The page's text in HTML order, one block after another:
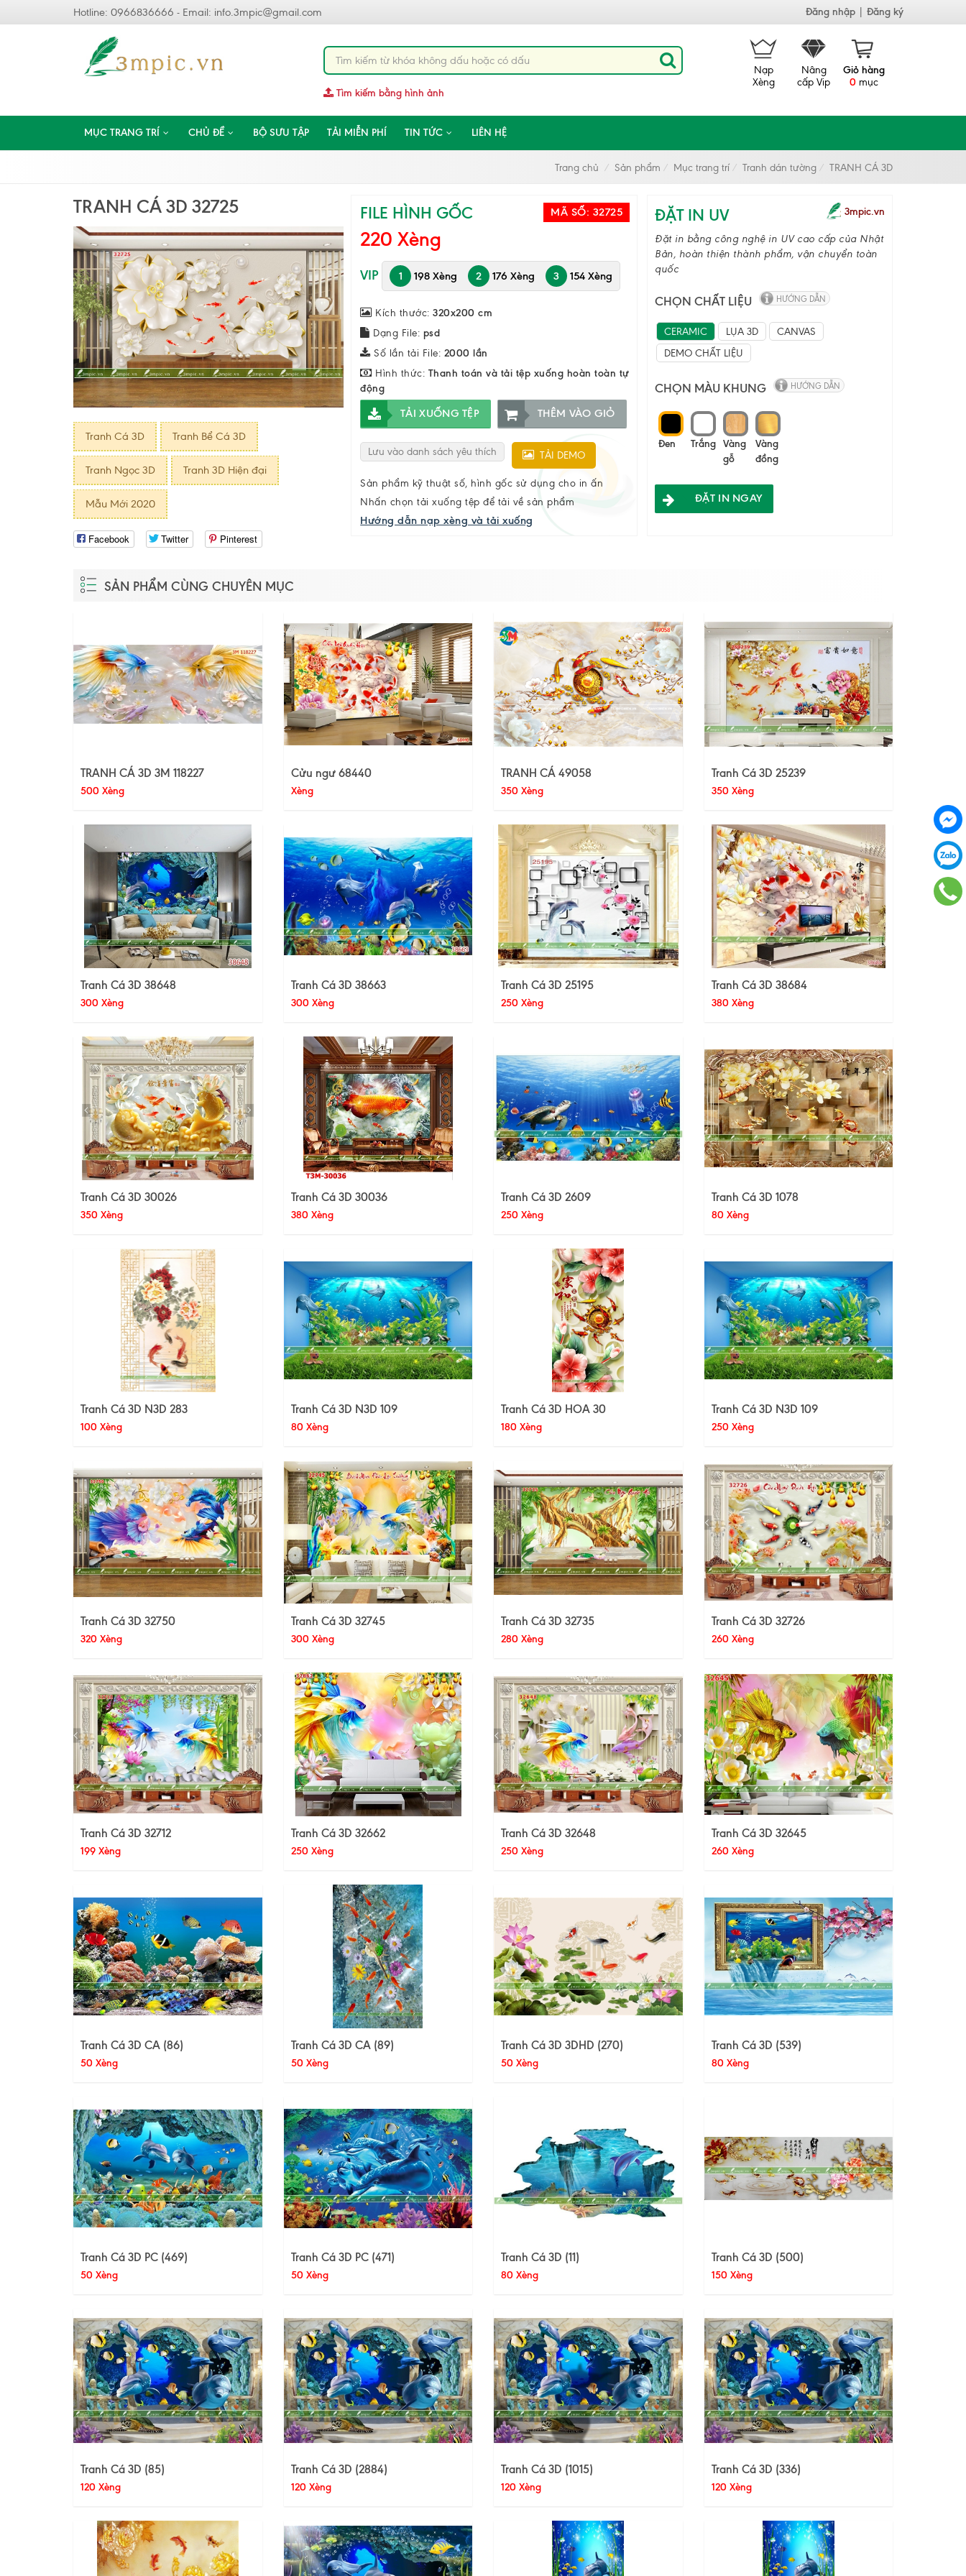
Hotline: 0966836666 - Email: info.3mpic@gmail.com Đăng nhập Đăng ký
Tìm kiếm bằng hình ảnh
Giỏ hàng
0 mục
Nâng
cấp Vip
Nạp
Xèng
MỤC TRANG TRÍ CHỦ ĐỀ BỘ SƯU TẬP TẢI MIỄN PHÍ TIN TỨC LIÊN HỆ
Trang chủ Sản phẩm Mục trang trí Tranh dán tường TRANH CÁ 3D
TRANH CÁ 3D 32725
Tranh Cá 3D Tranh Bể Cá 3D
Tranh Ngọc 3D Tranh 3D Hiện đại
Mẫu Mới 2020
Facebook Twitter Pinterest
FILE HÌNH GỐC MÃ SỐ: 32725
220 Xèng
VIP 1 198 Xèng 2 176 Xèng 3 154 Xèng
Kích thước:320x200 cm
Dạng File: psd
Số lần tải File: 2000 lần
Hình thức: Thanh toán và tải tệp xuống hoàn toàn tự
động
TẢI XUỐNG TỆP THÊM VÀO GIỎ
Lưu vào danh sách yêu thích TẢI DEMO
Sản phẩm kỹ thuật số, hình gốc sử dụng cho in ấn
Nhấn chọn tải xuống tệp để tải về sản phẩm
Hướng dẫn nạp xèng và tải xuống
ĐẶT IN UV 3mpic.vn
Đặt in bằng công nghệ in UV cao cấp của Nhật
Bản, hoàn thiện thành phẩm, vận chuyển toàn
quốc
CHỌN CHẤT LIỆU HƯỚNG DẪN
CERAMIC LỤA 3D
CANVAS
DEMO CHẤT LIỆU
CHỌN MÀU KHUNG HƯỚNG DẪN
Đen Trắng Vàng
gỗ
Vàng
đồng
ĐẶT IN NGAY
SẢN PHẨM CÙNG CHUYÊN MỤC
TRANH CÁ 3D 3M 118227
500 Xèng
Cửu ngư 68440
Xèng
TRANH CÁ 49058
350 Xèng
Tranh Cá 3D 25239
350 Xèng
Tranh Cá 3D 38648
300 Xèng
Tranh Cá 3D 38663
300 Xèng
Tranh Cá 3D 25195
250 Xèng
Tranh Cá 3D 38684
380 Xèng
Tranh Cá 3D 30026
350 Xèng
Tranh Cá 3D 30036
380 Xèng
Tranh Cá 3D 2609
250 Xèng
Tranh Cá 3D 1078
80 Xèng
Tranh Cá 3D N3D 283
100 Xèng
Tranh Cá 3D N3D 109
80 Xèng
Tranh Cá 3D HOA 30
180 Xèng
Tranh Cá 3D N3D 109
250 Xèng
Tranh Cá 3D 32750
320 Xèng
Tranh Cá 3D 32745
300 Xèng
Tranh Cá 3D 32735
280 Xèng
Tranh Cá 3D 32726
260 Xèng
Tranh Cá 3D 32712
199 Xèng
Tranh Cá 3D 32662
250 Xèng
Tranh Cá 3D 32648
250 Xèng
Tranh Cá 3D 32645
260 Xèng
Tranh Cá 3D CA (86)
50 Xèng
Tranh Cá 3D CA (89)
50 Xèng
Tranh Cá 3D 3DHD (270)
50 Xèng
Tranh Cá 3D (539)
80 Xèng
Tranh Cá 3D PC (469)
50 Xèng
Tranh Cá 3D PC (471)
50 Xèng
Tranh Cá 3D (11)
80 Xèng
Tranh Cá 3D (500)
150 Xèng
Tranh Cá 3D (85)
120 Xèng
Tranh Cá 3D (2884)
120 Xèng
Tranh Cá 3D (1015)
120 Xèng
Tranh Cá 3D (336)
120 Xèng